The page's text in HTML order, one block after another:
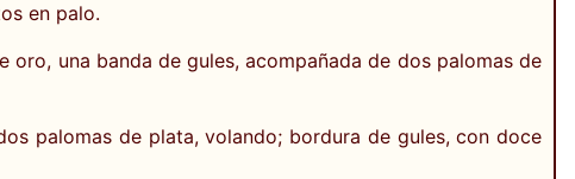
en palo.
oro, una banda de gules, acompañada de dos palomas de
palomas de plata, volando; bordura de gules, con doce